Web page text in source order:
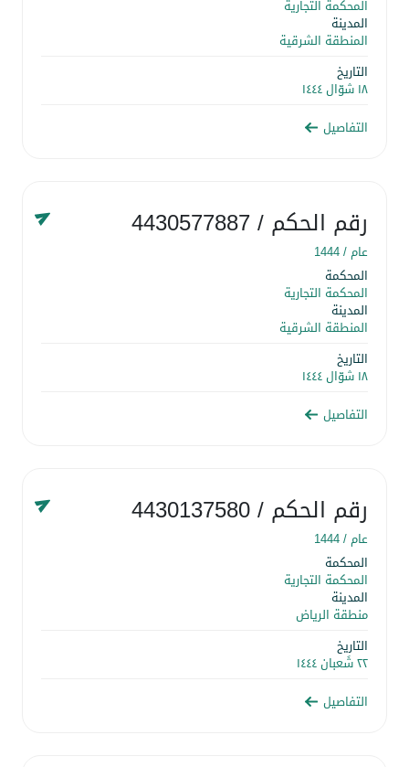
المحكمة التجارية
المدينة
المنطقة الشرقية
التاريخ
١٨ شوّال ١٤٤٤
التفاصيل
رقم الحكم/ 4430577887
عام /1444
المحكمة
المحكمة التجارية
المدينة
المنطقة الشرقية
التاريخ
١٨ شوّال ١٤٤٤
التفاصيل
رقم الحكم/ 4430137580
عام /1444
المحكمة
المحكمة التجارية
المدينة
منطقة الرياض
التاريخ
٢٢ شَعبان ١٤٤٤
التفاصيل